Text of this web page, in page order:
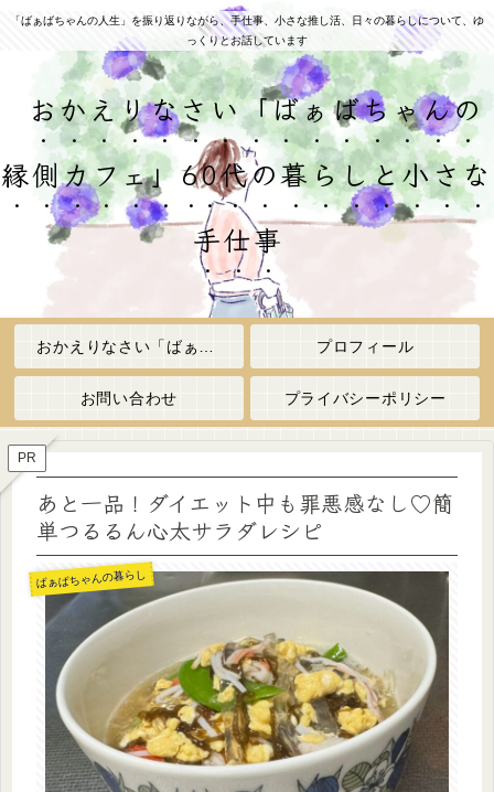
「ばぁばちゃんの人生」を振り返りながら、手仕事、小さな推し活、日々の暮らしについて、ゆ
っくりとお話しています
おかえりなさい「ばぁばちゃんの
縁側カフェ」60代の暮らしと小さな
手仕事
プロフィール
お問い合わせ プライバシーポリシー
PR
あと一品！ダイエット中も罪悪感なし♡簡
単つるるん心太サラダレシピ
ばぁばちゃんの暮らし